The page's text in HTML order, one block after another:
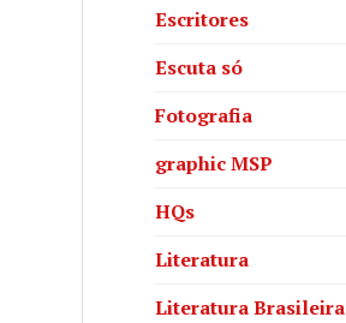
Escritores
Escuta só
Fotografia
graphic MSP
HQs
Literatura
Literatura Brasileira